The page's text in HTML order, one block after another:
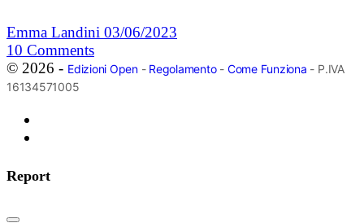
Emma Landini 03/06/2023
10 Comments
© 2026 - Edizioni Open- Regolamento- Come Funziona - P.IVA
16134571005
Report